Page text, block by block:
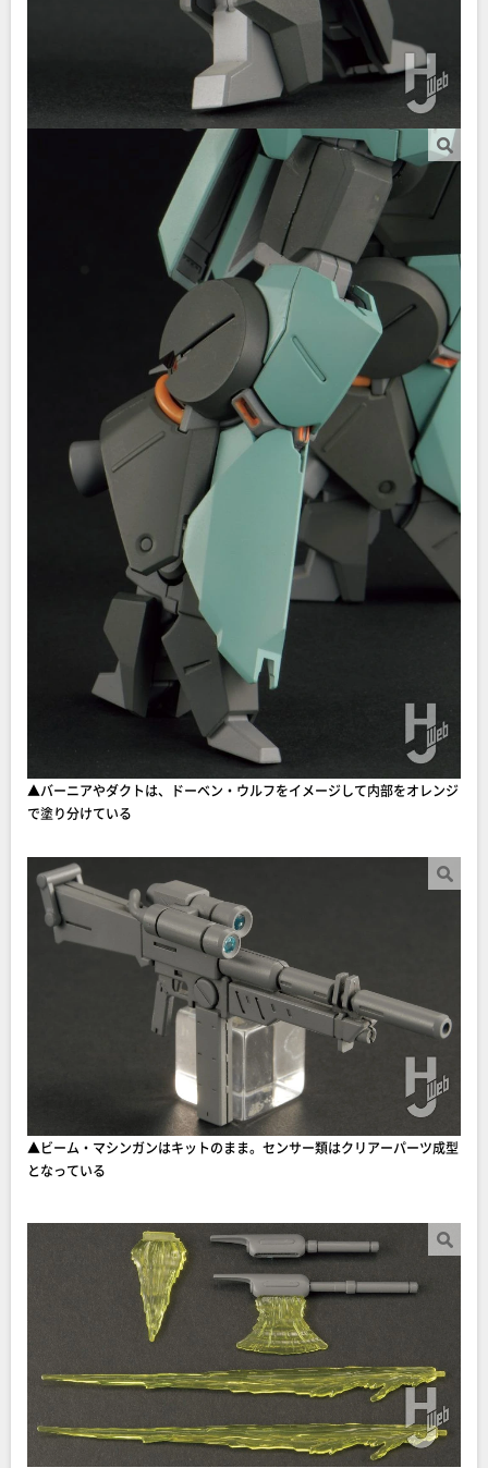
▲バーニアやダクトは、ドーベン・ウルフをイメージして内部をオレンジ
で塗り分けている
▲ビーム・マシンガンはキットのまま。センサー類はクリアーパーツ成型
となっている